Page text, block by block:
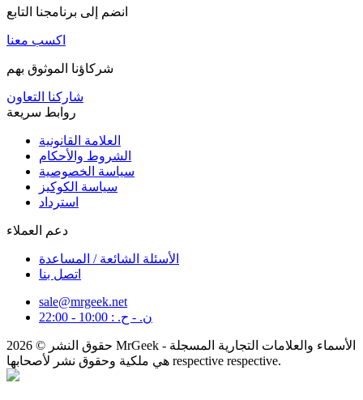
انضم إلى برنامجنا التابع
اكسب معنا
شركاؤنا الموثوق بهم
شاركنا التعاون
العلامة القانونية
الشروط والأحكام
سياسة الخصوصية
سياسة الكوكيز
استرداد
الأسئلة الشائعة / المساعدة
اتصل بنا
sale@mrgeek.net
ن. - ح. : 10:00 - 22:00
حقوق النشر © 2026 MrGeek - الأسماء والعلامات التجارية المسجلة
هي ملكية وحقوق نشر لأصحابها respective respective.